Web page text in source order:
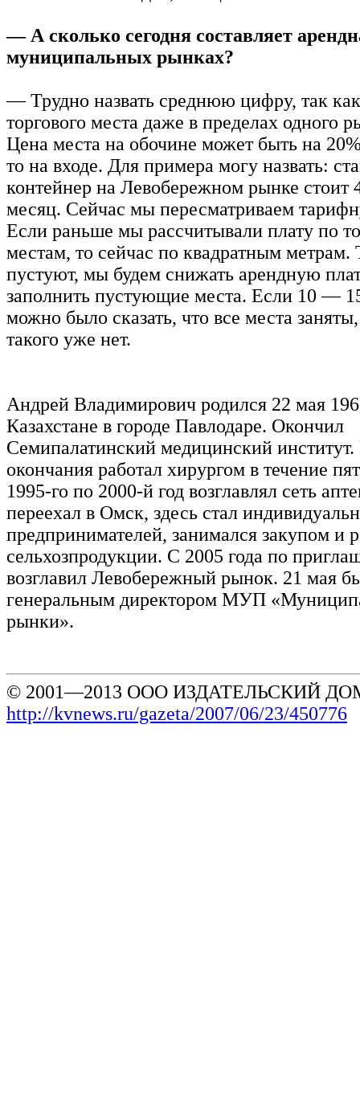
— А сколько сегодня составляет
муниципальных рынках?
— Трудно назвать среднюю цифру, так
торгового места даже в пределах одного
Цена места на обочине может быть на
то на входе. Для примера могу назвать:
контейнер на Левобережном рынке стоит
месяц. Сейчас мы пересматриваем
Если раньше мы рассчитывали плату по
местам, то сейчас по квадратным метрам.
пустуют, мы будем снижать арендную
заполнить пустующие места. Если 10 —
можно было сказать, что все места
такого уже нет.
Андрей Владимирович родился 22 мая
Казахстане в городе Павлодаре. Окончил
Семипалатинский медицинский
окончания работал хирургом в течение
1995-го по 2000-й год возглавлял сеть
переехал в Омск, здесь стал
предпринимателей, занимался закупом и
сельхозпродукции. С 2005 года по
возглавил Левобережный рынок. 21 мая
генеральным директором МУП
рынки».
© 2001—2013 ООО ИЗДАТЕЛЬСКИЙ
http://kvnews.ru/gazeta/2007/06/23/450776